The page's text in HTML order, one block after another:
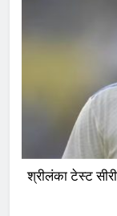
श्रीलंका टेस्ट